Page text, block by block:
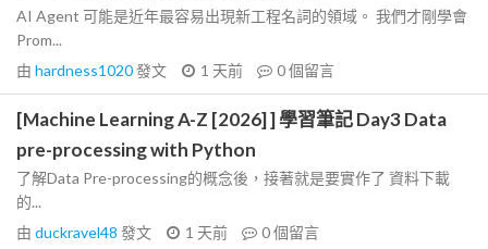
AI Agent 可能是近年最容易出現新工程名詞的領域。 我們才剛學會
Prom...
由 hardness1020發文 1 天前 0個留言
[Machine Learning A-Z [2026] ] 學習筆記 Day3 Data
pre-processing with Python
了解Data Pre-processing的概念後，接著就是要實作了 資料下載
的...
由 duckravel48 發文 1 天前 0個留言